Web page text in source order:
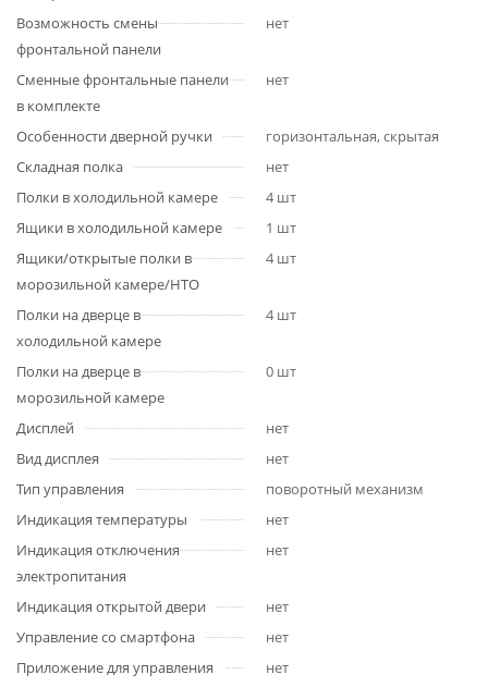
Возможность смены
фронтальной панели
нет
Сменные фронтальные панели
в комплекте
нет
Особенности дверной ручки
горизонтальная, скрытая
Складная полка
нет
Полки в холодильной камере
4 шт
Ящики в холодильной камере
1 шт
Ящики/открытые полки в
морозильной камере/НТО
4 шт
Полки на дверце в
холодильной камере
4 шт
Полки на дверце в
морозильной камере
0 шт
Дисплей
нет
Вид дисплея
нет
Тип управления
поворотный механизм
Индикация температуры
нет
Индикация отключения
электропитания
нет
Индикация открытой двери
нет
Управление со смартфона
нет
Приложение для управления
нет